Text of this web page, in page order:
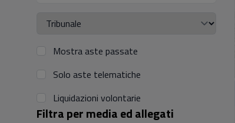
Mostra aste passate
Solo aste telematiche
Liquidazioni volontarie
Filtra per media ed allegati